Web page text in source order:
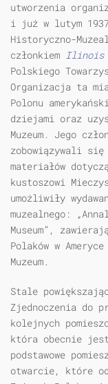
utworzenia
i już w lutym 1937
Historyczno-
członkiem Ilinois
Polskiego
Organizacja ta
Polonu
dziejami oraz
Muzeum. Jego
zobowiązywali się
materiałów
kustoszowi
umożliwiły
muzealnego:
Museum”,
Polaków w
Muzeum.
Stale
Zjednoczenia do
kolejnych
która obecnie
podstawowe
otwarcie, które